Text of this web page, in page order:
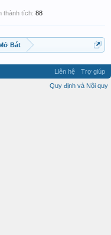
thành tích: 88
Bát
Liên hệ
Trợ giúp
Quy định và Nội quy